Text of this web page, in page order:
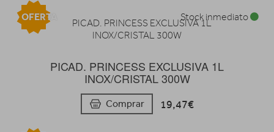
PICAD. PRINCESS EXCLUSIVA 1L
INOX/CRISTAL 300W
Comprar 19,47€
Stock inmediato
OFERTA